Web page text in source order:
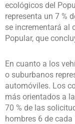
ecológicos del
representa un 7 %
se incrementará al
Popular, que
En cuanto a los
o suburbanos
automóviles. Los
más orientados a
70 % de las
hombres 6 de